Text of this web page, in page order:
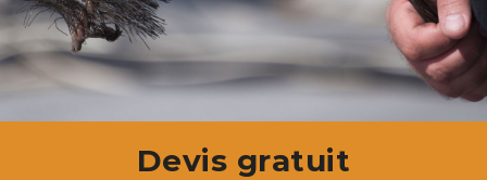
Devis gratuit